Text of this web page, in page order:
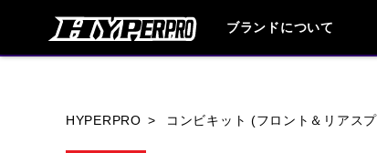
ブランドについて
HYPERPRO コンビキット (フロント＆リアス